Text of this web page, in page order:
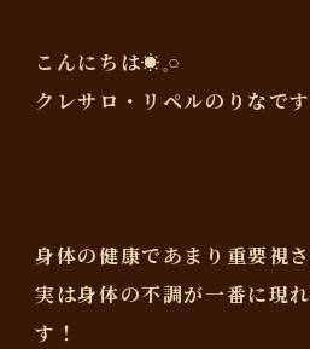
こんにちは☀️𓈒𓏸
クレサロ・リペルのりなです
身体の健康であまり重要視さ
実は身体の不調が一番に現
す！